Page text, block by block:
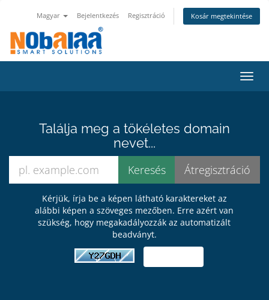
Magyar Bejelentkezés Regisztráció Kosár megtekintése
Találja meg a tökéletes domain
nevet...
Kérjük, írja be a képen látható karaktereket az
alábbi képen a szöveges mezőben. Erre azért van
szükség, hogy megakadályozzák az automatizált
beadványt.